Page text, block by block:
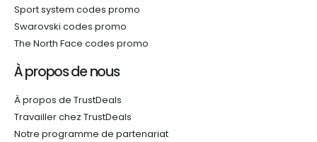
Sport system codes promo
Swarovski codes promo
The North Face codes promo
À propos de nous
À propos de TrustDeals
Travailler chez TrustDeals
Notre programme de partenariat